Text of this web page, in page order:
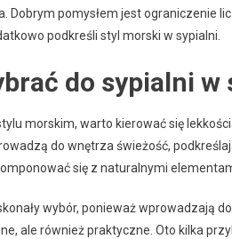
Dobrym pomysłem jest ograniczenie
podkreśli styl morski w sypialni.
do sypialni
morskim, warto kierować się
do wnętrza świeżość,
się z naturalnymi
wybór, ponieważ wprowadzają
ale również praktyczne. Oto kilka